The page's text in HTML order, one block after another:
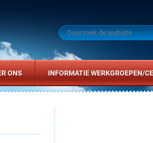
ONS INFORMATIE WERKGROEPEN/